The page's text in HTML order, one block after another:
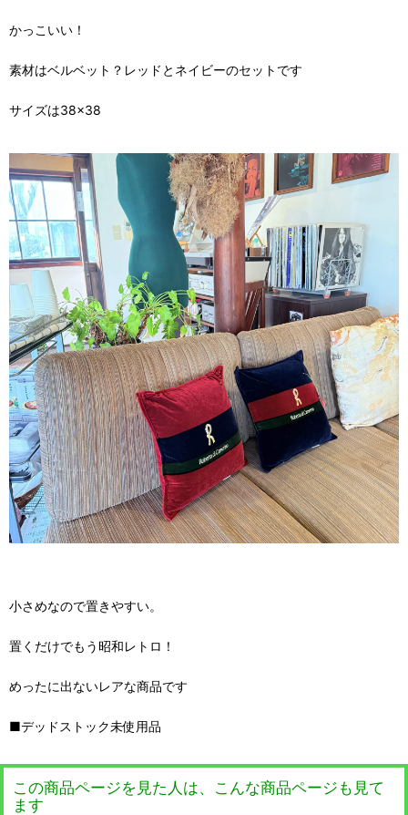
かっこいい！
素材はベルベット？レッドとネイビーのセットです
サイズは38×38
小さめなので置きやすい。
置くだけでもう昭和レトロ！
めったに出ないレアな商品です
■デッドストック未使用品
この商品ページを見た人は、こんな商品ページも見て
ます